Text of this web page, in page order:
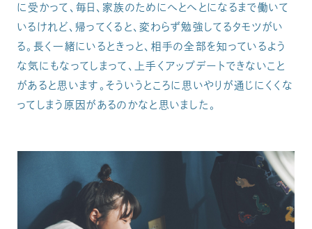
に受かって、毎日、家族のためにへとへとになるまで働いて
いるけれど、帰ってくると、変わらず勉強してるタモツがい
る。長く一緒にいるときっと、相手の全部を知っているよう
な気にもなってしまって、上手くアップデートできないこと
があると思います。そういうところに思いやりが通じにくくな
ってしまう原因があるのかなと思いました。